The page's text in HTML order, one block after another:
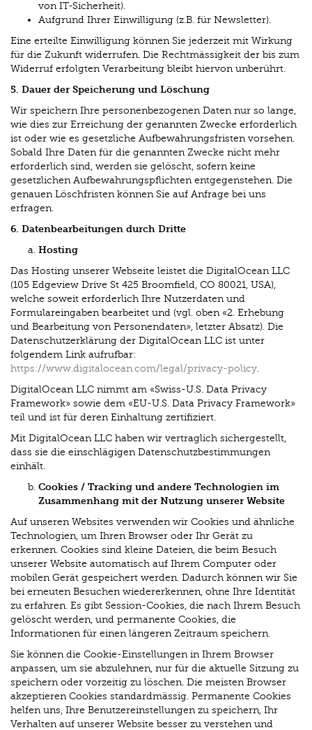
von IT-Sicherheit).
Aufgrund Ihrer Einwilligung (z.B. für Newsletter).
Eine erteilte Einwilligung können Sie jederzeit mit Wirkung
für die Zukunft widerrufen. Die Rechtmässigkeit der bis zum
Widerruf erfolgten Verarbeitung bleibt hiervon unberührt.
5. Dauer der Speicherung und Löschung
Wir speichern Ihre personenbezogenen Daten nur so lange,
wie dies zur Erreichung der genannten Zwecke erforderlich
ist oder wie es gesetzliche Aufbewahrungsfristen vorsehen.
Sobald Ihre Daten für die genannten Zwecke nicht mehr
erforderlich sind, werden sie gelöscht, sofern keine
gesetzlichen Aufbewahrungspflichten entgegenstehen. Die
genauen Löschfristen können Sie auf Anfrage bei uns
erfragen.
6. Datenbearbeitungen durch Dritte
Hosting
Das Hosting unserer Webseite leistet die DigitalOcean LLC
(105 Edgeview Drive St 425 Broomfield, CO 80021, USA),
welche soweit erforderlich Ihre Nutzerdaten und
Formulareingaben bearbeitet und (vgl. oben «2. Erhebung
und Bearbeitung von Personendaten», letzter Absatz). Die
Datenschutzerklärung der DigitalOcean LLC ist unter
folgendem Link aufrufbar:
https://www.digitalocean.com/legal/privacy-policy.
DigitalOcean LLC nimmt am «Swiss-U.S. Data Privacy
Framework» sowie dem «EU-U.S. Data Privacy Framework»
teil und ist für deren Einhaltung zertifiziert.
Mit DigitalOcean LLC haben wir vertraglich sichergestellt,
dass sie die einschlägigen Datenschutzbestimmungen
einhält.
Cookies / Tracking und andere Technologien im
Zusammenhang mit der Nutzung unserer Website
Auf unseren Websites verwenden wir Cookies und ähnliche
Technologien, um Ihren Browser oder Ihr Gerät zu
erkennen. Cookies sind kleine Dateien, die beim Besuch
unserer Website automatisch auf Ihrem Computer oder
mobilen Gerät gespeichert werden. Dadurch können wir Sie
bei erneuten Besuchen wiedererkennen, ohne Ihre Identität
zu erfahren. Es gibt Session-Cookies, die nach Ihrem Besuch
gelöscht werden, und permanente Cookies, die
Informationen für einen längeren Zeitraum speichern.
Sie können die Cookie-Einstellungen in Ihrem Browser
anpassen, um sie abzulehnen, nur für die aktuelle Sitzung zu
speichern oder vorzeitig zu löschen. Die meisten Browser
akzeptieren Cookies standardmässig. Permanente Cookies
helfen uns, Ihre Benutzereinstellungen zu speichern, Ihr
Verhalten auf unserer Website besser zu verstehen und